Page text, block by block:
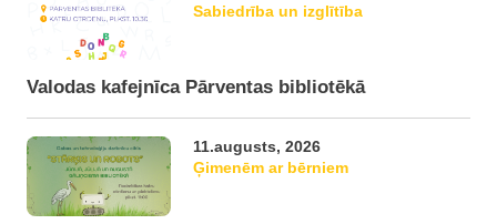
Sabiedrība un izglītība
Valodas kafejnīca Pārventas bibliotēkā
11.augusts, 2026
Ģimenēm ar bērniem